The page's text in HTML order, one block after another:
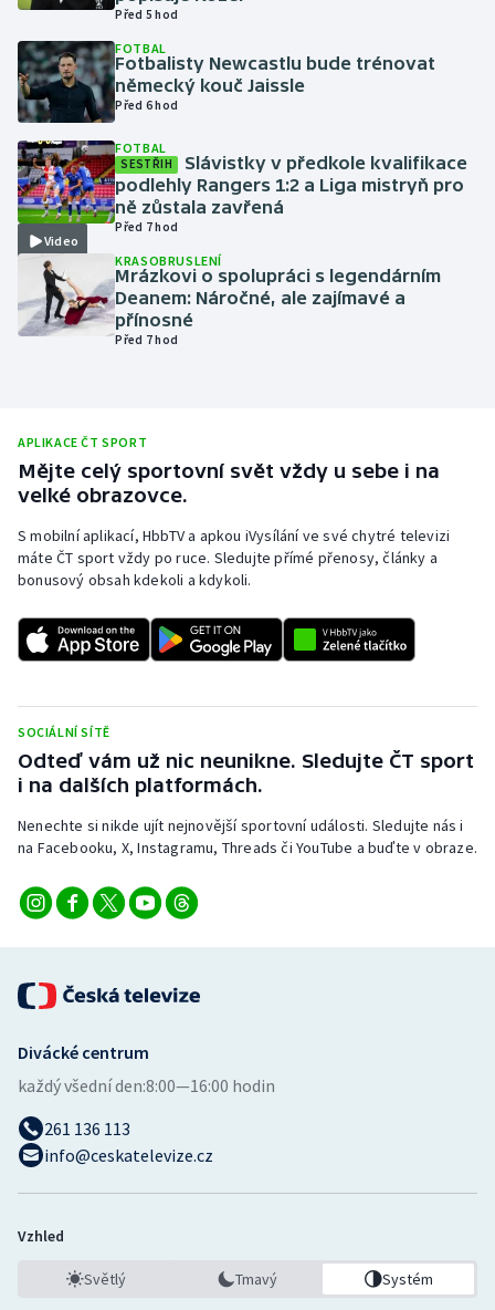
Krasobruslení
Lezení
Lyže a snowboard
Moderní pětiboj
Motorsport
Plavání
Ragby
Rychlobruslení
Short track
Sportovní střelba
Stolní tenis
Triatlon
Vodní slalom
Volejbal
Ostatní
Před 5 hod
FOTBAL
Fotbalisty Newcastlu bude trénovat
německý kouč Jaissle
Před 6 hod
Video
FOTBAL
SESTŘIH
Slávistky v předkole kvalifikace
podlehly Rangers 1:2 a Liga mistryň pro
ně zůstala zavřená
Před 7 hod
KRASOBRUSLENÍ
Mrázkovi o spolupráci s legendárním
Deanem: Náročné, ale zajímavé a
přínosné
Před 7 hod
APLIKACE ČT SPORT
Mějte celý sportovní svět vždy u sebe i na
velké obrazovce.
S mobilní aplikací, HbbTV a apkou iVysílání ve své chytré televizi
máte ČT sport vždy po ruce. Sledujte přímé přenosy, články a
bonusový obsah kdekoli a kdykoli.
SOCIÁLNÍ SÍTĚ
Odteď vám už nic neunikne. Sledujte ČT sport
i na dalších platformách.
Nenechte si nikde ujít nejnovější sportovní události. Sledujte nás i
na Facebooku, X, Instagramu, Threads či YouTube a buďte v obraze.
Divácké centrum
každý všední den:8:00—16:00 hodin
261 136 113
info@ceskatelevize.cz
Vzhled
Světlý Tmavý Systém